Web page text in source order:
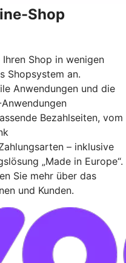
Shop
Shop in wenigen
Shopsystem an.
Anwendungen und die
Bezahlseiten, vom
– inklusive
„Made in Europe“.
Sie mehr über das
und Kunden.